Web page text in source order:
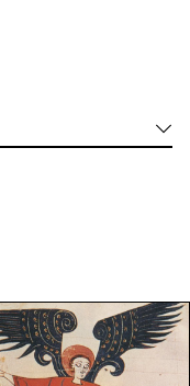
Beato, abate di Liébana